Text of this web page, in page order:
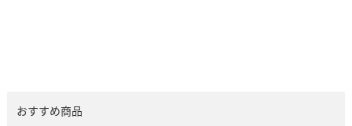
おすすめ商品